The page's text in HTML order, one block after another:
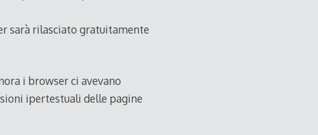
sarà rilasciato gratuitamente
i browser ci avevano
ipertestuali delle pagine